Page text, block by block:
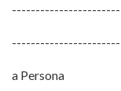
a Persona